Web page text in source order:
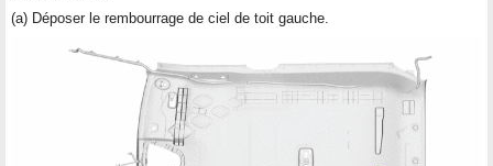
(a) Déposer le rembourrage de ciel de toit gauche.